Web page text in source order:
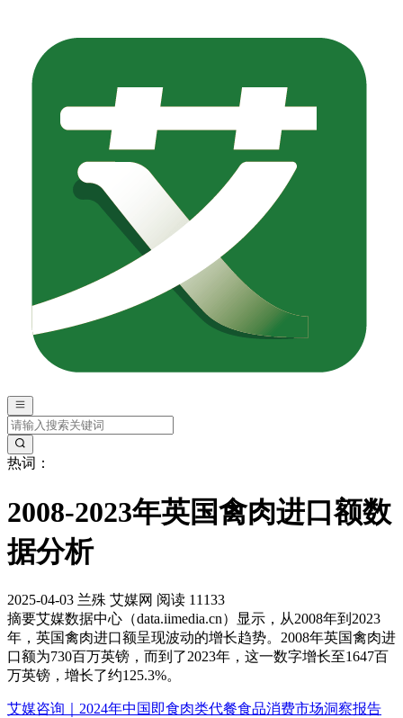
热词：
2008-2023年英国禽肉进口额数
据分析
2025-04-03 兰殊 艾媒网 阅读 11133
摘要艾媒数据中心（data.iimedia.cn）显示，从2008年到2023
年，英国禽肉进口额呈现波动的增长趋势。2008年英国禽肉进
口额为730百万英镑，而到了2023年，这一数字增长至1647百
万英镑，增长了约125.3%。
艾媒咨询｜2024年中国即食肉类代餐食品消费市场洞察报告